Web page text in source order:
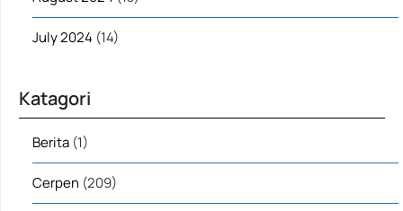
July 2024 (14)
Katagori
Berita (1)
Cerpen (209)